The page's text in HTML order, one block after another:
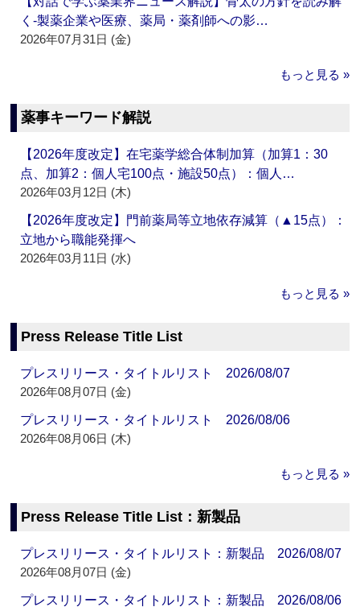
く‐製薬企業や医療、薬局・薬剤師への影…
2026年07月31日 (金)
もっと見る »
薬事キーワード解説
【2026年度改定】在宅薬学総合体制加算（加算1：30
点、加算2：個人宅100点・施設50点）：個人…
2026年03月12日 (木)
【2026年度改定】門前薬局等立地依存減算（▲15点）：
立地から職能発揮へ
2026年03月11日 (水)
もっと見る »
Press Release Title List
プレスリリース・タイトルリスト 2026/08/07
2026年08月07日 (金)
プレスリリース・タイトルリスト 2026/08/06
2026年08月06日 (木)
もっと見る »
Press Release Title List：新製品
プレスリリース・タイトルリスト：新製品 2026/08/07
2026年08月07日 (金)
プレスリリース・タイトルリスト：新製品 2026/08/06